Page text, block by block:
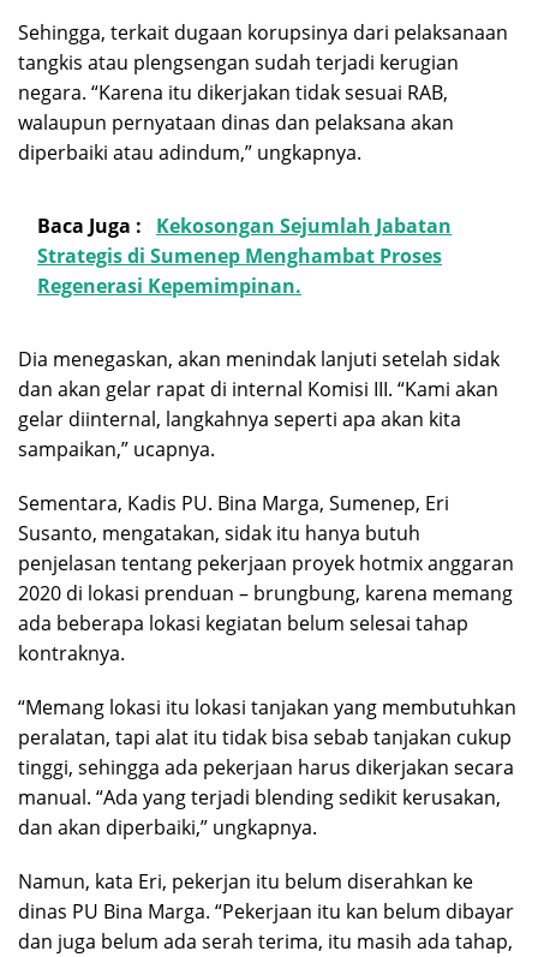
Sehingga, terkait dugaan korupsinya dari pelaksanaan
tangkis atau plengsengan sudah terjadi kerugian
negara. “Karena itu dikerjakan tidak sesuai RAB,
walaupun pernyataan dinas dan pelaksana akan
diperbaiki atau adindum,” ungkapnya.
Baca Juga :
Kekosongan Sejumlah Jabatan
Strategis di Sumenep Menghambat Proses
Regenerasi Kepemimpinan.
Dia menegaskan, akan menindak lanjuti setelah sidak
dan akan gelar rapat di internal Komisi III. “Kami akan
gelar diinternal, langkahnya seperti apa akan kita
sampaikan,” ucapnya.
Sementara, Kadis PU. Bina Marga, Sumenep, Eri
Susanto, mengatakan, sidak itu hanya butuh
penjelasan tentang pekerjaan proyek hotmix anggaran
2020 di lokasi prenduan – brungbung, karena memang
ada beberapa lokasi kegiatan belum selesai tahap
kontraknya.
“Memang lokasi itu lokasi tanjakan yang membutuhkan
peralatan, tapi alat itu tidak bisa sebab tanjakan cukup
tinggi, sehingga ada pekerjaan harus dikerjakan secara
manual. “Ada yang terjadi blending sedikit kerusakan,
dan akan diperbaiki,” ungkapnya.
Namun, kata Eri, pekerjan itu belum diserahkan ke
dinas PU Bina Marga. “Pekerjaan itu kan belum dibayar
dan juga belum ada serah terima, itu masih ada tahap,